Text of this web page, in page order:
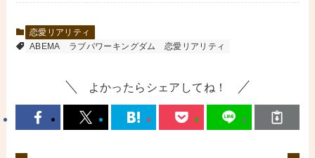
恋愛リアリティ
ABEMA
ラブパワーキングダム 恋愛リアリティ
よかったらシェアしてね！